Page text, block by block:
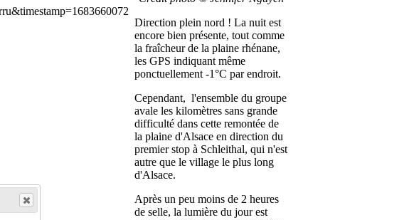
Direction plein nord ! La nuit est
encore bien présente, tout comme
la fraîcheur de la plaine rhénane,
les GPS indiquant même
ponctuellement -1°C par endroit.
Cependant, l'ensemble du groupe
avale les kilomètres sans grande
difficulté dans cette remontée de
la plaine d'Alsace en direction du
premier stop à Schleithal, qui n'est
autre que le village le plus long
d'Alsace.
Après un peu moins de 2 heures
de selle, la lumière du jour est